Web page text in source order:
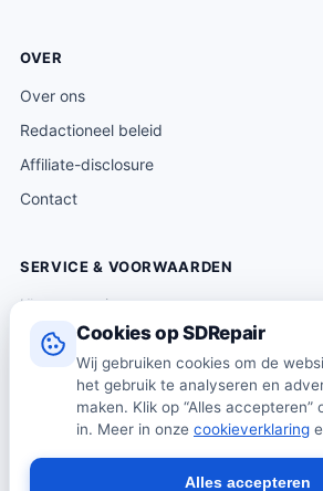
Cookies op SDRepair
Wij gebruiken cookies om de
het gebruik te analyseren en
maken. Klik op “Alles
in. Meer in onze cookieverklaring
Alles accepteren
OVER
Over ons
Redactioneel beleid
Affiliate-disclosure
Contact
SERVICE & VOORWAARDEN
Klantenservice
Verzending & levering
Retourneren
Algemene voorwaarden